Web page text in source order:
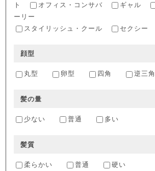
ト
オフィス・コンサバ ギャル
ーリー
スタイリッシュ・クール
セクシー
顔型
丸型 卵型 四角 逆三角
髪の量
少ない 普通 多い
髪質
柔らかい 普通 硬い